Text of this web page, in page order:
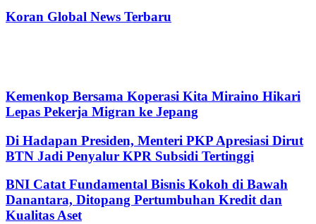
Koran Global News Terbaru
Kemenkop Bersama Koperasi Kita Miraino Hikari
Lepas Pekerja Migran ke Jepang
Di Hadapan Presiden, Menteri PKP Apresiasi Dirut
BTN Jadi Penyalur KPR Subsidi Tertinggi
BNI Catat Fundamental Bisnis Kokoh di Bawah
Danantara, Ditopang Pertumbuhan Kredit dan
Kualitas Aset